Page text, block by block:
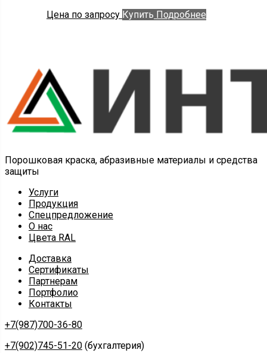
Цена по запросу Купить Подробнее
Порошковая краска, абразивные материалы и средства
защиты
Услуги
Продукция
Спецпредложение
О нас
Цвета RAL
Доставка
Сертификаты
Партнерам
Портфолио
Контакты
+7(987)700-36-80
+7(902)745-51-20 (бухгалтерия)